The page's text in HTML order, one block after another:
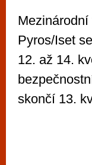
Pyros/Iset
12. až 14.
skončí 13.